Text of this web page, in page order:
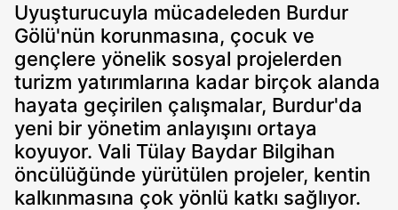
Uyuşturucuyla mücadeleden Burdur
Gölü'nün korunmasına, çocuk ve
gençlere yönelik sosyal projelerden
turizm yatırımlarına kadar birçok alanda
hayata geçirilen çalışmalar, Burdur'da
yeni bir yönetim anlayışını ortaya
koyuyor. Vali Tülay Baydar Bilgihan
öncülüğünde yürütülen projeler, kentin
kalkınmasına çok yönlü katkı sağlıyor.